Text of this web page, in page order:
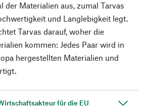
der Materialien aus, zumal Tarvas
und Langlebigkeit legt.
Tarvas darauf, woher die
kommen: Jedes Paar wird in
hergestellten Materialien und
für die EU